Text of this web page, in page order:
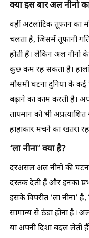
क्या इस बार अल नीनो
वहीं अटलांटिक तूफान
चलता है, जिसमें तूफानी
होती हैं। लेकिन अल नीनो
कुछ कम रह सकता है।
मौसमी घटना दुनिया के
बढ़ाने का काम करती है।
तापमान को भी
हाहाकार मचने का खतरा
‘ला नीना’ क्या है?
दरअसल अल नीनो की
दस्तक देती हैं और इनका
इसके विपरीत ‘ला नीना’
सामान्य से ठंडा होना है।
या अपनी दिशा बदल लेती